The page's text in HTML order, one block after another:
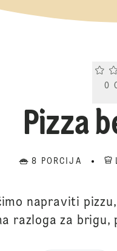
0
Pizza
8 PORCIJA
napraviti
razloga za